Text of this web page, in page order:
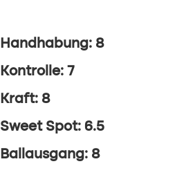
Handhabung: 8
Kontrolle: 7
Kraft: 8
Sweet Spot: 6.5
Ballausgang: 8